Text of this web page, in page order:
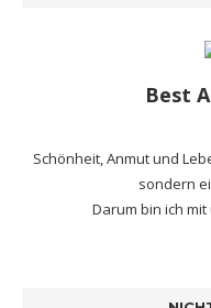
Best
Schönheit, Anmut und
sondern
Darum bin ich mit